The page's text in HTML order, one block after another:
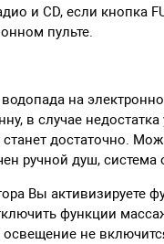
и CD, если кнопка
пульте.
на
в случае
достаточно.
ручной душ, система
Вы активизируете
функции
не